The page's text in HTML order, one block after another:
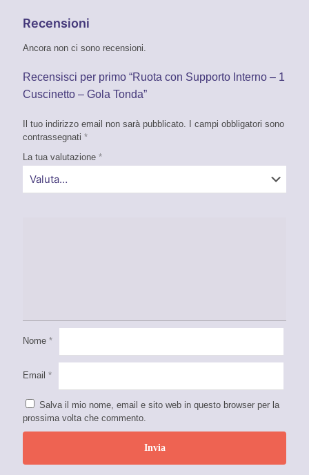
Recensioni
Ancora non ci sono recensioni.
Recensisci per primo “Ruota con Supporto Interno – 1
Cuscinetto – Gola Tonda”
Il tuo indirizzo email non sarà pubblicato.
I campi obbligatori sono
contrassegnati *
La tua valutazione *
Nome *
Email *
Salva il mio nome, email e sito web in questo browser per la
prossima volta che commento.